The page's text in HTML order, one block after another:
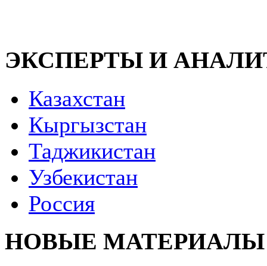
ЭКСПЕРТЫ И
Казахстан
Кыргызстан
Таджикистан
Узбекистан
Россия
НОВЫЕ МАТЕРИАЛЫ